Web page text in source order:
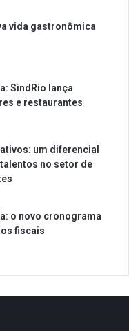
vida gastronômica
SindRio lança
e restaurantes
um diferencial
no setor de
o novo cronograma
fiscais